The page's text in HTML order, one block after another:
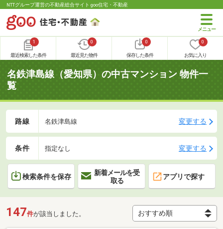
NTTグループ運営の不動産総合サイト goo住宅・不動産
1
最近検索した条件
0
最近見た物件
0
保存した条件
0
お気に入り
名鉄津島線（愛知県）の中古マンション 物件一
覧
路線 名鉄津島線 変更する
条件 指定なし 変更する
検索条件を保存
新着メールを受
取る
アプリで探す
147件が該当しました。